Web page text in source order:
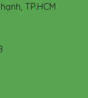
TP.HCM